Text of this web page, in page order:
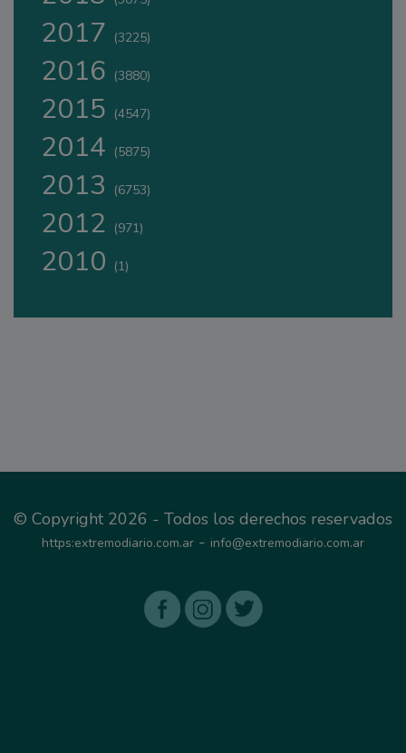
2017 (3225)
2016 (3880)
2015 (4547)
2014 (5875)
2013 (6753)
2012 (971)
2010 (1)
© Copyright 2026 - Todos los derechos reservados
https:extremodiario.com.ar - info@extremodiario.com.ar